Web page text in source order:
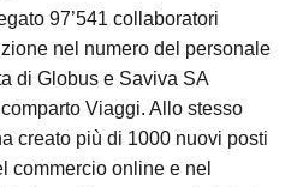
97’541 collaboratori
nel numero del personale
di Globus e Saviva SA
Viaggi. Allo stesso
creato più di 1000 nuovi posti
commercio online e nel